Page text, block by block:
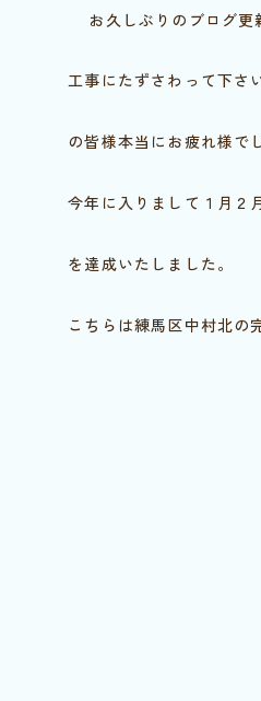
お久しぶりのブログ更
工事にたずさわって下さ
の皆様本当にお疲れ様で
今年に入りまして１月２
を達成いたしました。
こちらは練馬区中村北の